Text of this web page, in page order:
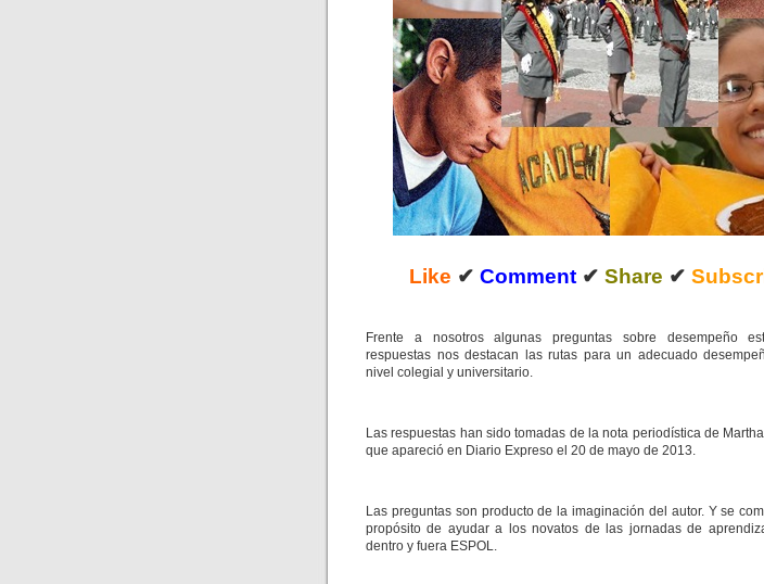
Like ✔ Comment ✔ Share ✔
Frente a nosotros algunas preguntas sobre desempeño
respuestas nos destacan las rutas para un adecuado
nivel colegial y universitario.
Las respuestas han sido tomadas de la nota periodística de
que apareció en Diario Expreso el 20 de mayo de 2013.
Las preguntas son producto de la imaginación del autor. Y se
propósito de ayudar a los novatos de las jornadas de
dentro y fuera ESPOL.